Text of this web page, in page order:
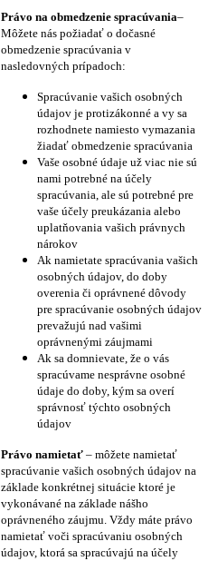
Právo na obmedzenie spracúvania–
Môžete nás požiadať o dočasné
obmedzenie spracúvania v
nasledovných prípadoch:
Spracúvanie vašich osobných
údajov je protizákonné a vy sa
rozhodnete namiesto vymazania
žiadať obmedzenie spracúvania
Vaše osobné údaje už viac nie sú
nami potrebné na účely
spracúvania, ale sú potrebné pre
vaše účely preukázania alebo
uplatňovania vašich právnych
nárokov
Ak namietate spracúvania vašich
osobných údajov, do doby
overenia či oprávnené dôvody
pre spracúvanie osobných údajov
prevažujú nad vašimi
oprávnenými záujmami
Ak sa domnievate, že o vás
spracúvame nesprávne osobné
údaje do doby, kým sa overí
správnosť týchto osobných
údajov
Právo namietať – môžete namietať
spracúvanie vašich osobných údajov na
základe konkrétnej situácie ktoré je
vykonávané na základe nášho
oprávneného záujmu. Vždy máte právo
namietať voči spracúvaniu osobných
údajov, ktorá sa spracúvajú na účely